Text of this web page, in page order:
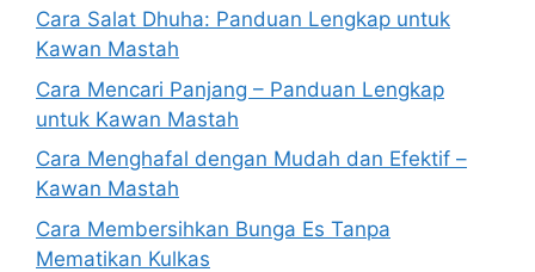
Cara Salat Dhuha: Panduan Lengkap untuk
Kawan Mastah
Cara Mencari Panjang – Panduan Lengkap
untuk Kawan Mastah
Cara Menghafal dengan Mudah dan Efektif –
Kawan Mastah
Cara Membersihkan Bunga Es Tanpa
Mematikan Kulkas